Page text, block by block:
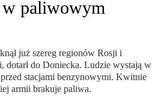
paliwowym
już szereg regionów Rosji i
dotarł do Doniecka. Ludzie wystają w
stacjami benzynowymi. Kwitnie
armii brakuje paliwa.